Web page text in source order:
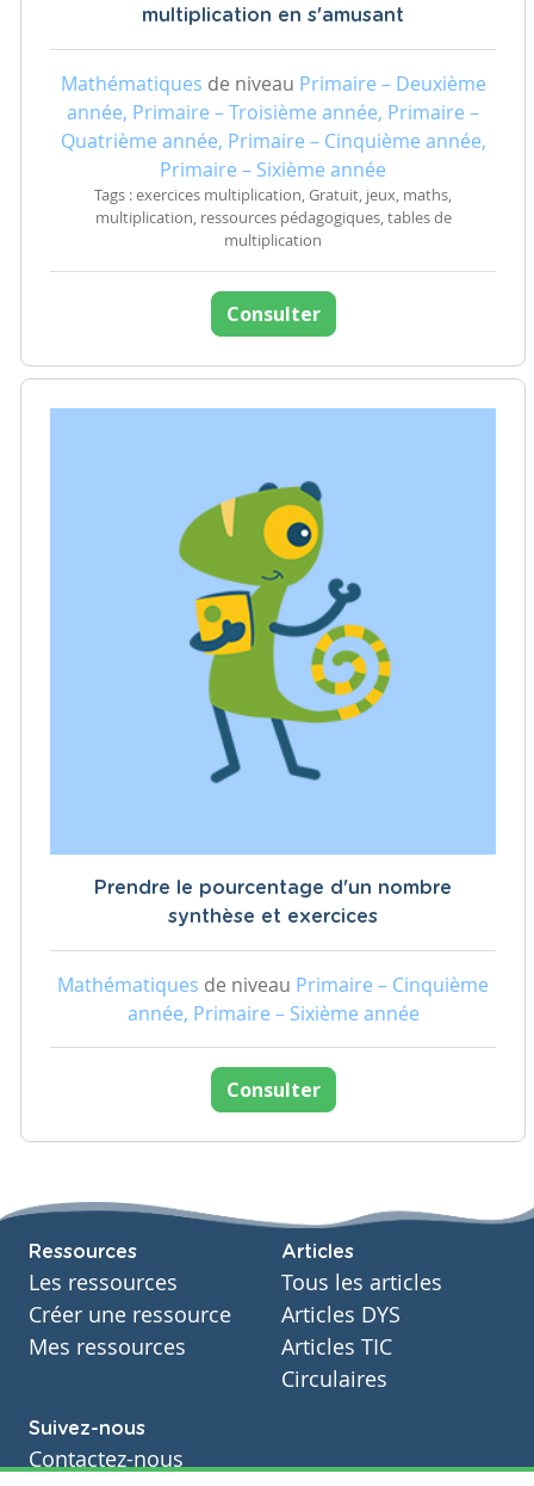
multiplication en s'amusant
Mathématiques de niveau Primaire – Deuxième
année, Primaire – Troisième année, Primaire –
Quatrième année, Primaire – Cinquième année,
Primaire – Sixième année
Tags : exercices multiplication, Gratuit, jeux, maths,
multiplication, ressources pédagogiques, tables de
multiplication
Consulter
Prendre le pourcentage d'un nombre
synthèse et exercices
Mathématiques de niveau Primaire – Cinquième
année, Primaire – Sixième année
Consulter
Ressources
Les ressources
Créer une ressource
Mes ressources
Articles
Tous les articles
Articles DYS
Articles TIC
Circulaires
Suivez-nous
Contactez-nous